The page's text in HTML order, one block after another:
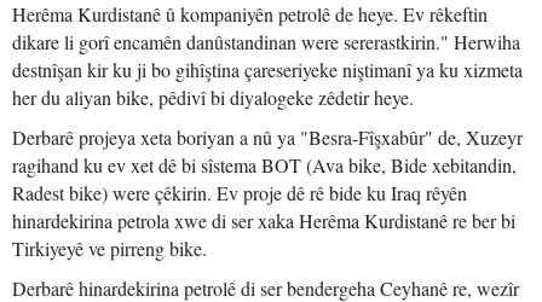
Herêma Kurdistanê û kompaniyên petrolê de heye. Ev rêkeftin
dikare li gorî encamên danûstandinan were sererastkirin." Herwiha
destnîşan kir ku ji bo gihîştina çareseriyeke niştimanî ya ku xizmeta
her du aliyan bike, pêdivî bi diyalogeke zêdetir heye.
Derbarê projeya xeta boriyan a nû ya "Besra-Fîşxabûr" de, Xuzeyr
ragihand ku ev xet dê bi sîstema BOT (Ava bike, Bide xebitandin,
Radest bike) were çêkirin. Ev proje dê rê bide ku Iraq rêyên
hinardekirina petrola xwe di ser xaka Herêma Kurdistanê re ber bi
Tirkiyeyê ve pirreng bike.
Derbarê hinardekirina petrolê di ser bendergeha Ceyhanê re, wezîr